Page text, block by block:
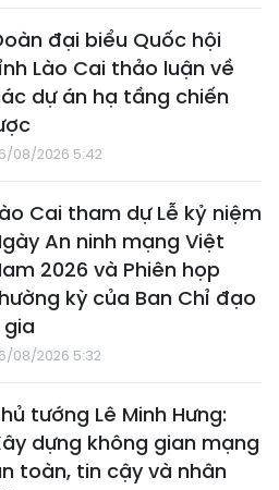
đại biểu Quốc hội
Lào Cai thảo luận về
dự án hạ tầng chiến
08/2026 5:42
Cai tham dự Lễ kỷ niệm
An ninh mạng Việt
2026 và Phiên họp
kỳ của Ban Chỉ đạo
08/2026 5:32
tướng Lê Minh Hưng:
dựng không gian mạng
toàn, tin cậy và nhân